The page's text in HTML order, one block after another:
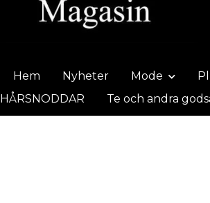
Hem Nyheter Mode
HÅRSNODDAR
Te och andra